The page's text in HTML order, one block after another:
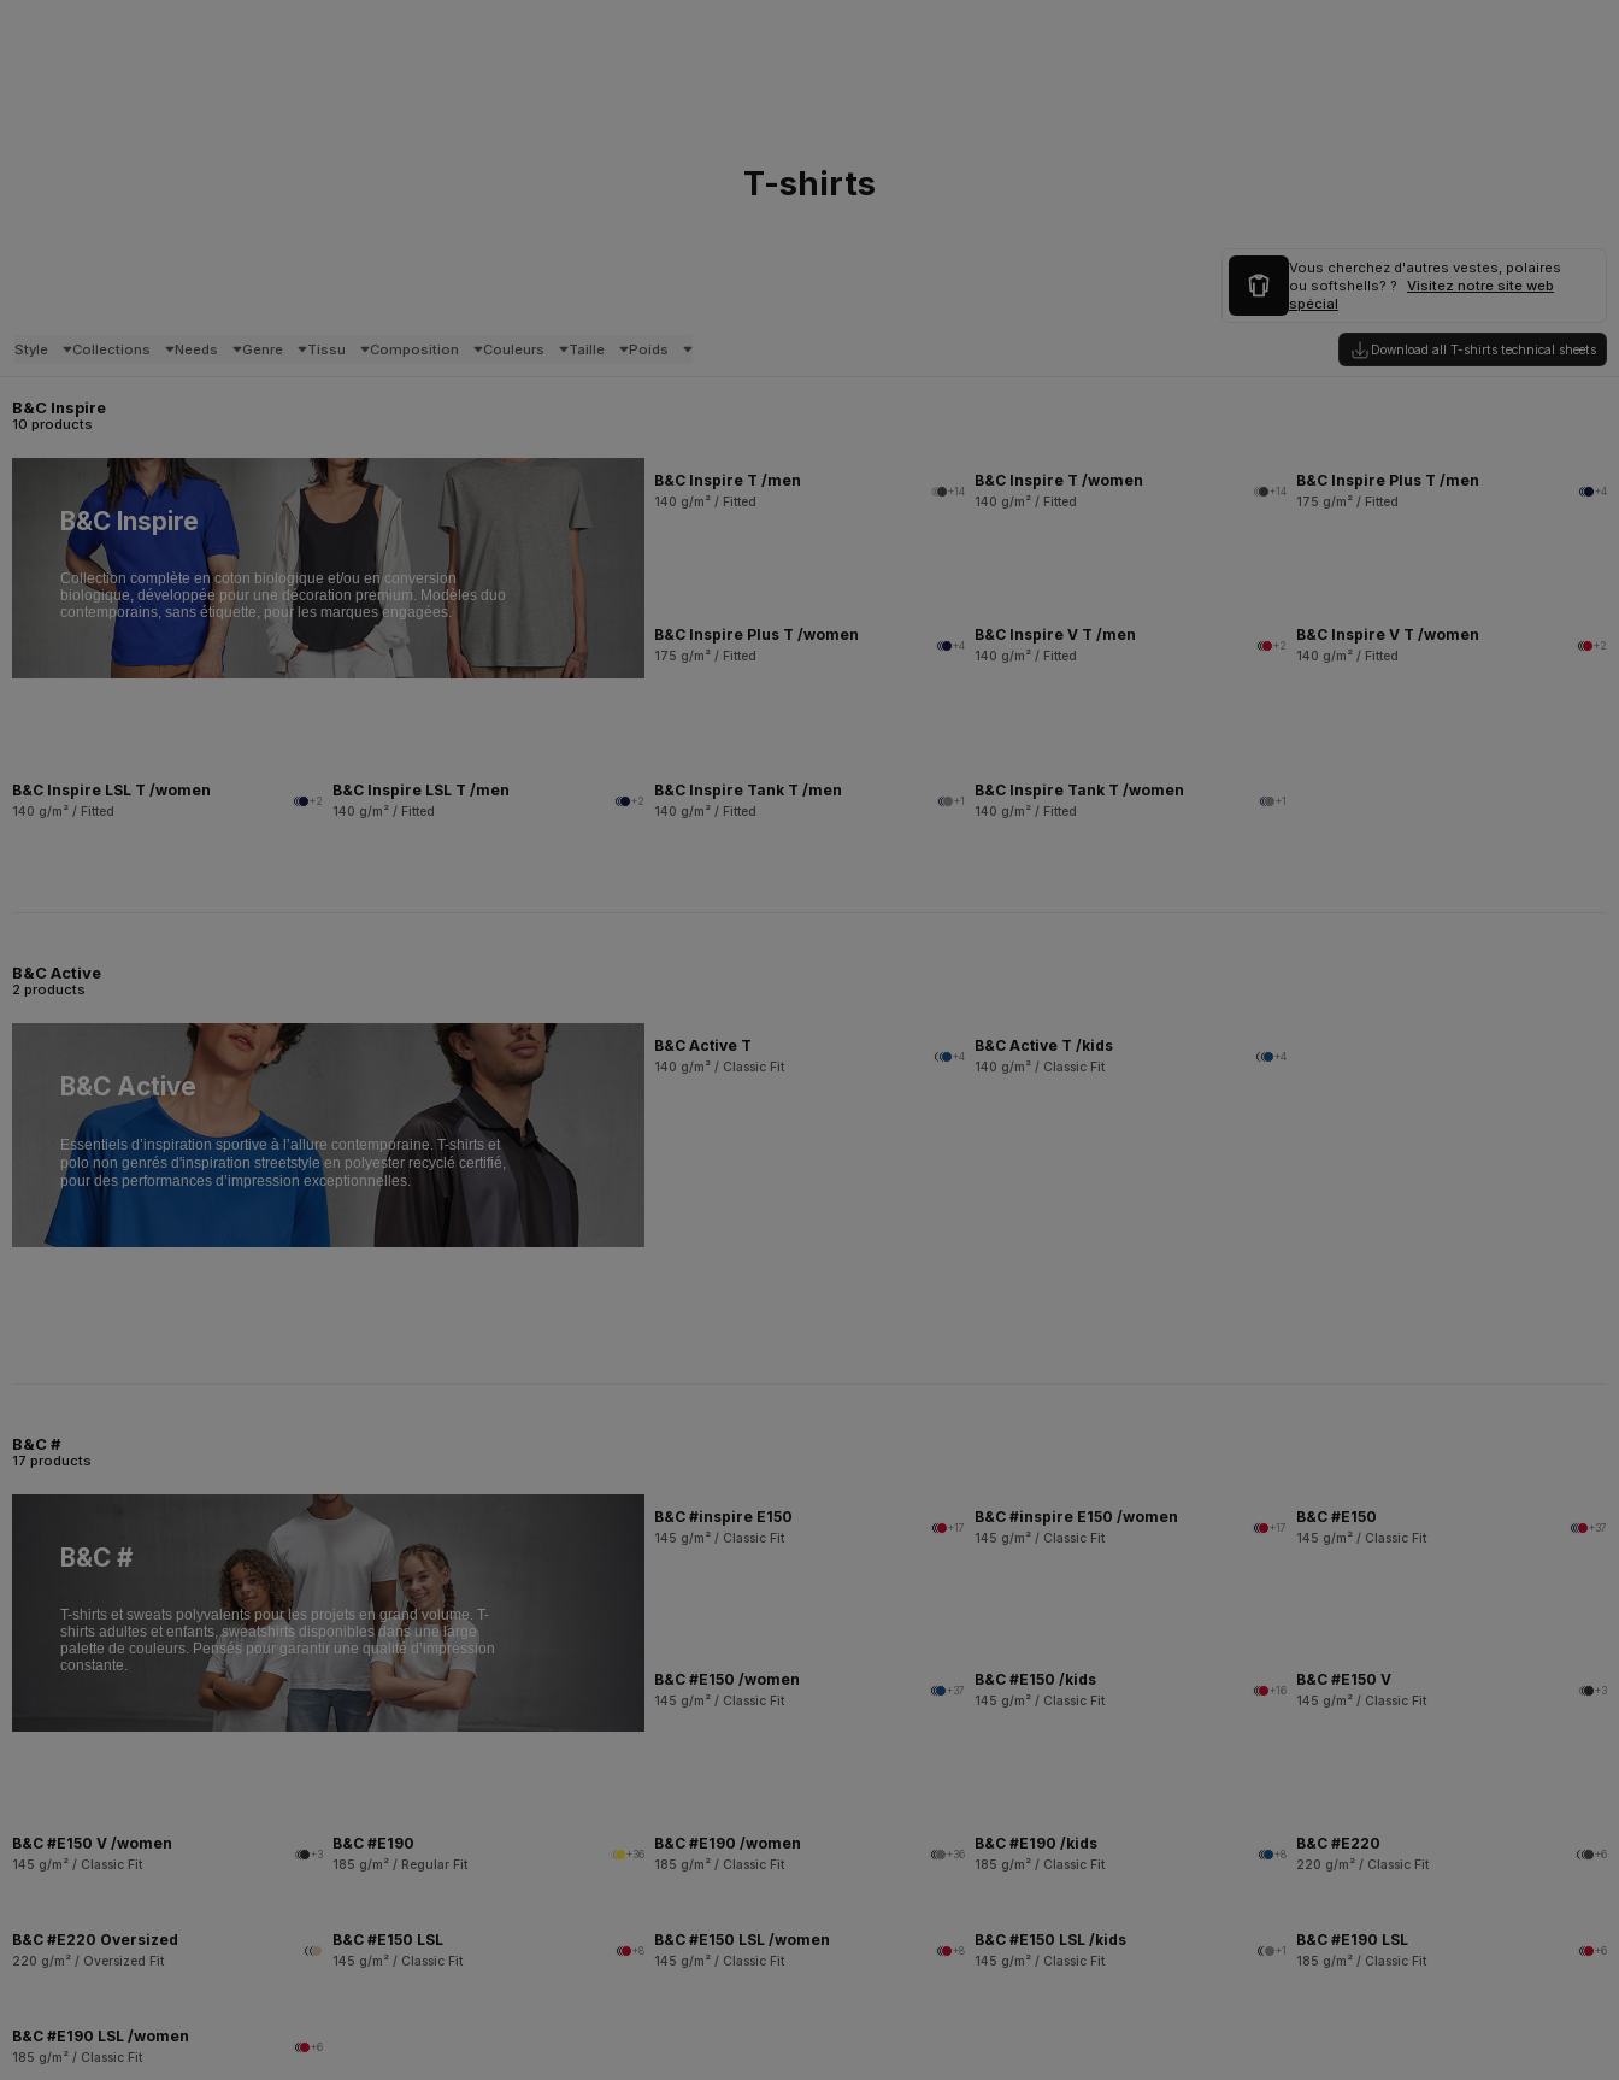
T-shirts
Vous cherchez d'autres vestes, polaires
ou softshells? ?
Visitez notre site web
spécial
Style Collections Needs Genre Tissu Composition Couleurs Taille Poids Download all T-shirts technical sheets
B&C Inspire
10 products
B&C Inspire
Collection complète en coton biologique et/ou en conversion
biologique, développée pour une décoration premium. Modèles duo
contemporains, sans étiquette, pour les marques engagées.
B&C Inspire T /men
140 g/m² / Fitted
+14
B&C Inspire T /women
140 g/m² / Fitted
+14
B&C Inspire Plus T /men
175 g/m² / Fitted
+4
B&C Inspire Plus T /women
175 g/m² / Fitted
+4
B&C Inspire V T /men
140 g/m² / Fitted
+2
B&C Inspire V T /women
140 g/m² / Fitted
+2
B&C Inspire LSL T /women
140 g/m² / Fitted
+2
B&C Inspire LSL T /men
140 g/m² / Fitted
+2
B&C Inspire Tank T /men
140 g/m² / Fitted
+1
B&C Inspire Tank T /women
140 g/m² / Fitted
+1
B&C Active
2 products
B&C Active
Essentiels d’inspiration sportive à l’allure contemporaine. T-shirts et
polo non genrés d'inspiration streetstyle en polyester recyclé certifié,
pour des performances d’impression exceptionnelles.
B&C Active T
140 g/m² / Classic Fit
+4
B&C Active T /kids
140 g/m² / Classic Fit
+4
B&C #
17 products
B&C #
T-shirts et sweats polyvalents pour les projets en grand volume. T-
shirts adultes et enfants, sweatshirts disponibles dans une large
palette de couleurs. Pensés pour garantir une qualité d’impression
constante.
B&C #inspire E150
145 g/m² / Classic Fit
+17
B&C #inspire E150 /women
145 g/m² / Classic Fit
+17
B&C #E150
145 g/m² / Classic Fit
+37
B&C #E150 /women
145 g/m² / Classic Fit
+37
B&C #E150 /kids
145 g/m² / Classic Fit
+16
B&C #E150 V
145 g/m² / Classic Fit
+3
B&C #E150 V /women
145 g/m² / Classic Fit
+3
B&C #E190
185 g/m² / Regular Fit
+36
B&C #E190 /women
185 g/m² / Classic Fit
+36
B&C #E190 /kids
185 g/m² / Classic Fit
+8
B&C #E220
220 g/m² / Classic Fit
+6
B&C #E220 Oversized
220 g/m² / Oversized Fit
B&C #E150 LSL
145 g/m² / Classic Fit
+8
B&C #E150 LSL /women
145 g/m² / Classic Fit
+8
B&C #E150 LSL /kids
145 g/m² / Classic Fit
+1
B&C #E190 LSL
185 g/m² / Classic Fit
+6
B&C #E190 LSL /women
185 g/m² / Classic Fit
+6